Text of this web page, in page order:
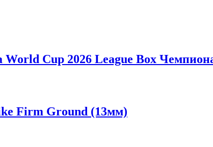
Cup 2026 League Box
Firm Ground (13мм)